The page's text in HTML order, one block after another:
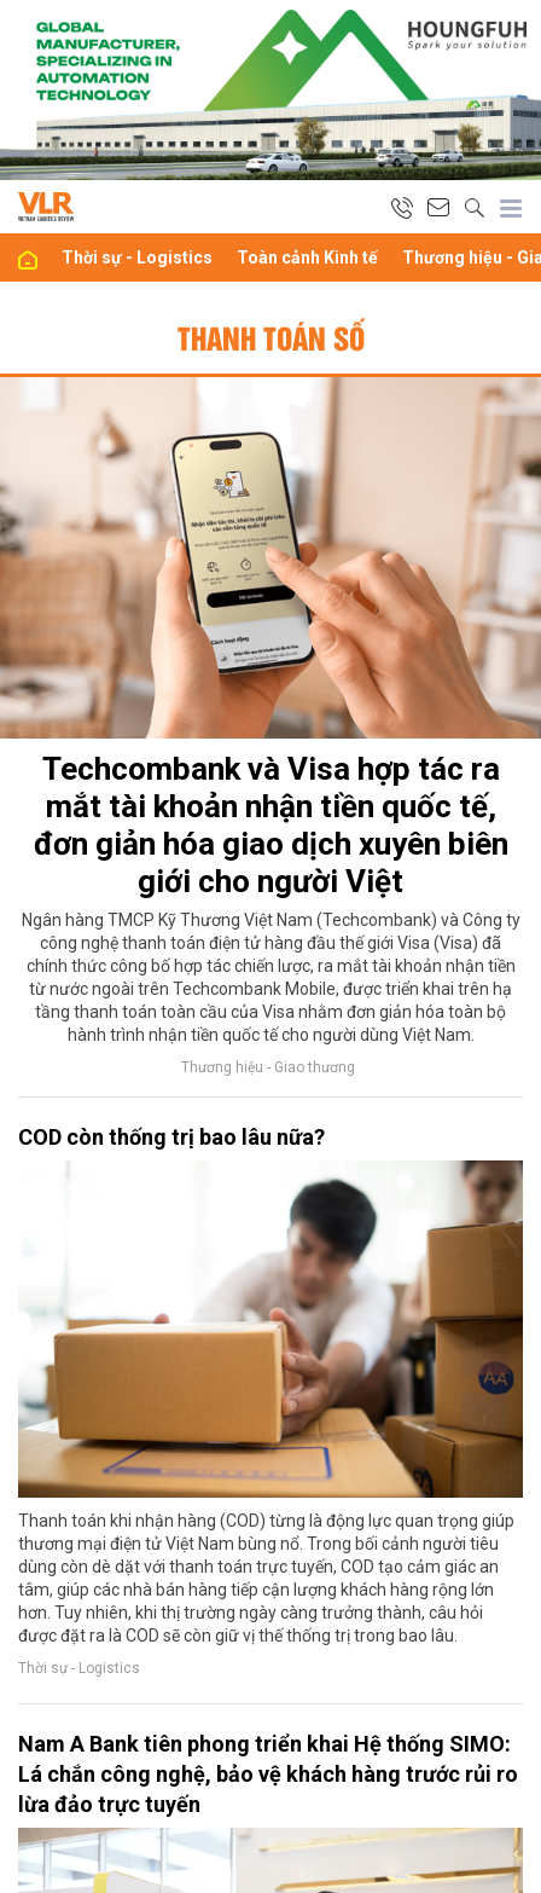
Thời sự - Logistics Toàn cảnh Kinh tế Thương hiệu -
THANH TOÁN SỐ
Techcombank và Visa hợp tác ra
mắt tài khoản nhận tiền quốc tế,
đơn giản hóa giao dịch xuyên biên
giới cho người Việt
Ngân hàng TMCP Kỹ Thương Việt Nam (Techcombank) và Công ty
công nghệ thanh toán điện tử hàng đầu thế giới Visa (Visa) đã
chính thức công bố hợp tác chiến lược, ra mắt tài khoản nhận tiền
từ nước ngoài trên Techcombank Mobile, được triển khai trên hạ
tầng thanh toán toàn cầu của Visa nhằm đơn giản hóa toàn bộ
hành trình nhận tiền quốc tế cho người dùng Việt Nam.
Thương hiệu - Giao thương
COD còn thống trị bao lâu nữa?
Thanh toán khi nhận hàng (COD) từng là động lực quan trọng giúp
thương mại điện tử Việt Nam bùng nổ. Trong bối cảnh người tiêu
dùng còn dè dặt với thanh toán trực tuyến, COD tạo cảm giác an
tâm, giúp các nhà bán hàng tiếp cận lượng khách hàng rộng lớn
hơn. Tuy nhiên, khi thị trường ngày càng trưởng thành, câu hỏi
được đặt ra là COD sẽ còn giữ vị thế thống trị trong bao lâu.
Thời sự - Logistics
Nam A Bank tiên phong triển khai Hệ thống SIMO:
Lá chắn công nghệ, bảo vệ khách hàng trước rủi ro
lừa đảo trực tuyến